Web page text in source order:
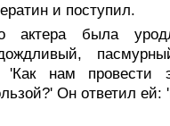
и поступил.
актера была
'Как нам провести
Он ответил ей: